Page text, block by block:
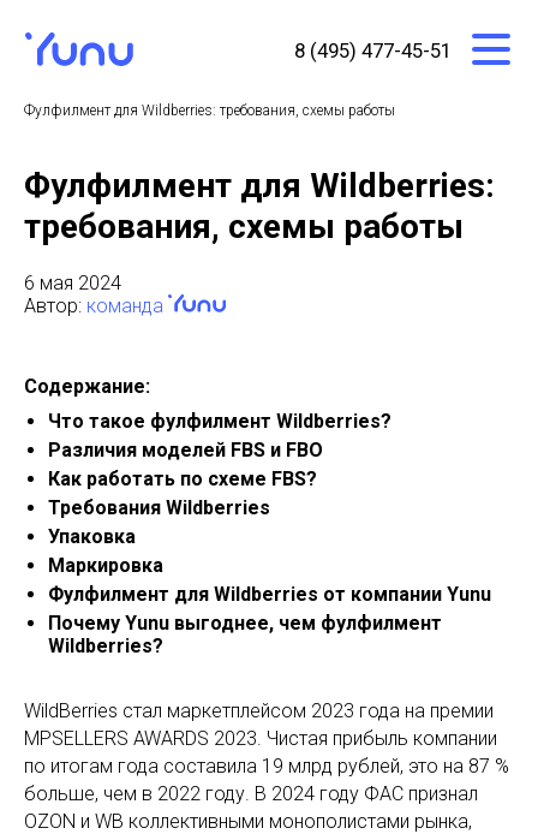
Фулфилмент для Wildberries: требования, схемы работы
Фулфилмент для Wildberries:
требования, схемы работы
6 мая 2024
Автор: команда
Содержание:
Что такое фулфилмент Wildberries?
Различия моделей FBS и FBO
Как работать по схеме FBS?
Требования Wildberries
Упаковка
Маркировка
Фулфилмент для Wildberries от компании Yunu
Почему Yunu выгоднее, чем фулфилмент
Wildberries?
WildBerries стал маркетплейсом 2023 года на премии
MPSELLERS AWARDS 2023. Чистая прибыль компании
по итогам года составила 19 млрд рублей, это на 87 %
больше, чем в 2022 году. В 2024 году ФАС признал
OZON и WB коллективными монополистами рынка,